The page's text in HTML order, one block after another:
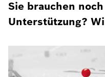
Sie brauchen
Unterstützung?